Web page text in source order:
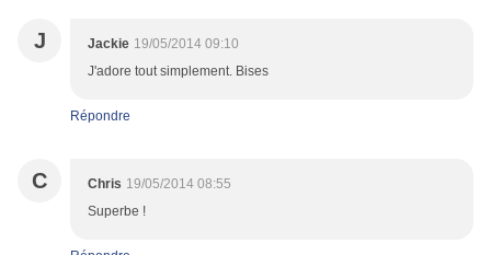
J Jackie 19/05/2014 09:10
J'adore tout simplement. Bises
Répondre
C Chris 19/05/2014 08:55
Superbe !